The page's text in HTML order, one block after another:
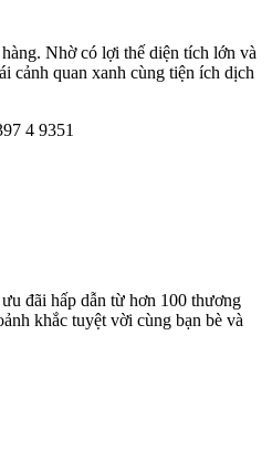
Nhờ có lợi thế diện tích lớn và
cảnh quan xanh cùng tiện ích dịch
4 9351
đãi hấp dẫn từ hơn 100 thương
khắc tuyệt vời cùng bạn bè và